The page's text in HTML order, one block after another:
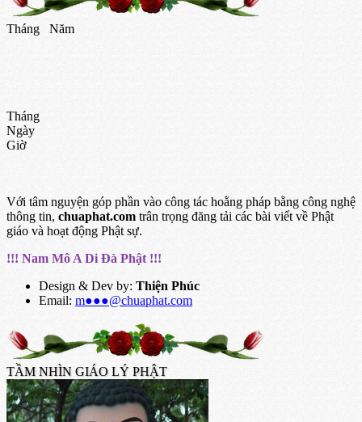
Tháng Năm
Tháng
Ngày
Giờ
Với tâm nguyện góp phần vào công tác hoằng pháp bằng công nghệ
thông tin, chuaphat.com trân trọng đăng tải các bài viết về Phật
giáo và hoạt động Phật sự.
!!! Nam Mô A Di Đà Phật !!!
Design & Dev by: Thiện Phúc
Email: m●●●@chuaphat.com
TẦM NHÌN GIÁO LÝ PHẬT